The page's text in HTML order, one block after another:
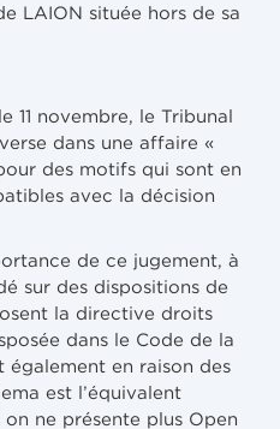
LAION située hors de sa
11 novembre, le Tribunal
dans une affaire «
des motifs qui sont en
avec la décision
de ce jugement, à
sur des dispositions de
la directive droits
dans le Code de la
en raison des
est l’équivalent
ne présente plus Open